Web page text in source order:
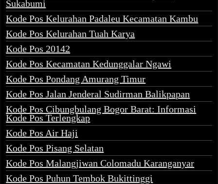
Sukabumi
Kode Pos Kelurahan Padaleu Kecamatan Kambu
Kode Pos Kelurahan Tuah Karya
Kode Pos 20142
Kode Pos Kecamatan Kedunggalar Ngawi
Kode Pos Pondang Amurang Timur
Kode Pos Jalan Jenderal Sudirman Balikpapan
Kode Pos Cibungbulang Bogor Barat: Informasi
Kode Pos Terlengkap
Kode Pos Air Haji
Kode Pos Pisang Selatan
Kode Pos Malangjiwan Colomadu Karanganyar
Kode Pos Puhun Tembok Bukittinggi